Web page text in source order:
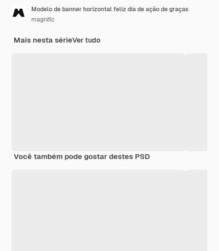
Modelo de banner horizontal feliz dia de ação de graças
magnific
Mais nesta sérieVer tudo
Você também pode gostar destes PSD